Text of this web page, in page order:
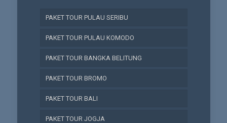
PAKET TOUR PULAU SERIBU
PAKET TOUR PULAU KOMODO
PAKET TOUR BANGKA BELITUNG
PAKET TOUR BROMO
PAKET TOUR BALI
PAKET TOUR JOGJA